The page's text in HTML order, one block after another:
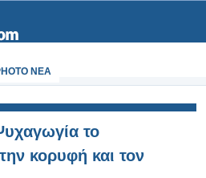
NEA
το
κορυφή και τον